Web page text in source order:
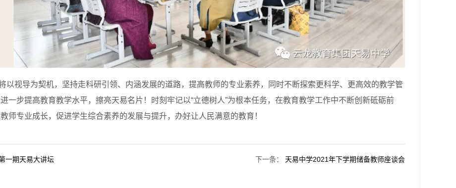
视导为契机，坚持走科研引领、内涵发展的道路，提高教师的专业素养，同时不断探索更科学、更高效的教学管
一步提高教育教学水平，擦亮天易名片！时刻牢记以“立德树人”为根本任务，在教育教学工作中不断创新砥砺前
师专业成长，促进学生综合素养的发展与提升，办好让人民满意的教育！
一期天易大讲坛 下一条： 天易中学2021年下学期储备教师座谈会